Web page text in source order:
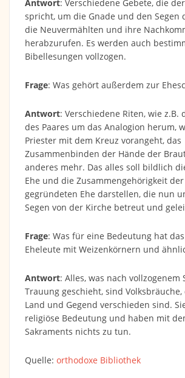
Antwort: Verschiedene Gebete, die
spricht, um die Gnade und den Segen
die Neuvermählten und ihre
herabzurufen. Es werden auch
Bibellesungen vollzogen.
Frage: Was gehört außerdem zur
Antwort: Verschiedene Riten, wie z.B.
des Paares um das Analogion herum,
Priester mit dem Kreuz vorangeht, das
Zusammenbinden der Hände der
anderes mehr. Das alles soll bildlich
Ehe und die Zusammengehörigkeit
gegründeten Ehe darstellen, die nun
Segen von der Kirche betreut und
Frage: Was für eine Bedeutung hat
Eheleute mit Weizenkörnern und
Antwort: Alles, was nach vollzogenem
Trauung geschieht, sind
Land und Gegend verschieden sind.
religiöse Bedeutung und haben mit
Sakraments nichts zu tun.
Quelle: orthodoxe Bibliothek